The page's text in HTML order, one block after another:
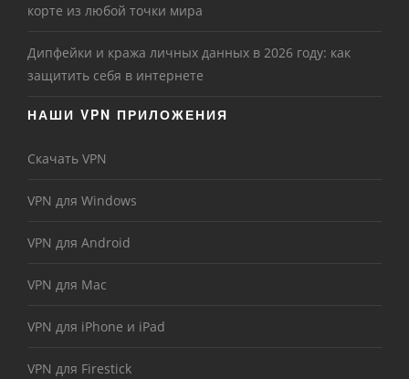
корте из любой точки мира
Дипфейки и кража личных данных в 2026 году: как
защитить себя в интернете
НАШИ VPN ПРИЛОЖЕНИЯ
Скачать VPN
VPN для Windows
VPN для Android
VPN для Mac
VPN для iPhone и iPad
VPN для Firestick